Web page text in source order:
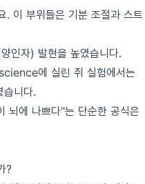
. 이 부위들은 기분 조절과 스트
인자) 발현을 높였습니다.
에 실린 쥐 실험에서는
니다.
뇌에 나쁘다"는 단순한 공식은
?